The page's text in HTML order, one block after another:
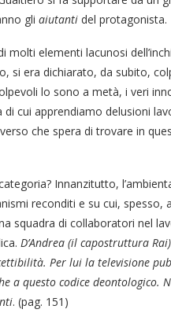
gli aiutanti del protagonista.
elementi lacunosi
si era dichiarato, da subito,
lo sono a metà, i veri
di cui apprendiamo delusioni
che spera di trovare in
Innanzitutto,
reconditi e su cui, spesso,
squadra di collaboratori nel
D’Andrea (il capostruttura
Per lui la televisione
a questo codice deontologico.
. (pag. 151)